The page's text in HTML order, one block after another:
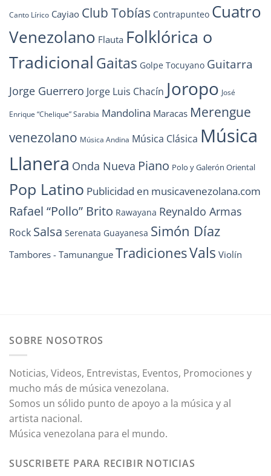
Canto Lírico Cayiao Club Tobías Contrapunteo Cuatro
Venezolano Flauta Folklórica o
Tradicional Gaitas Golpe Tocuyano Guitarra
Jorge Guerrero Jorge Luis Chacín Joropo José
Enrique “Chelique” Sarabia Mandolina Maracas Merengue
venezolano Música Andina Música Clásica Música
Llanera Onda Nueva Piano Polo y Galerón Oriental
Pop Latino Publicidad en musicavenezolana.com
Rafael “Pollo” Brito Rawayana Reynaldo Armas
Rock Salsa Serenata Guayanesa Simón Díaz
Tambores - Tamunangue TradicionesVals Violín
SOBRE NOSOTROS
Noticias, Videos, Entrevistas, Eventos, Promociones y
mucho más de música venezolana.
Somos un sólido punto de apoyo a la música y al
artista nacional.
Música venezolana para el mundo.
SUSCRIBETE PARA RECIBIR NOTICIAS